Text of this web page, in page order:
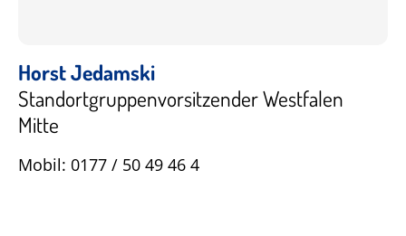
Horst Jedamski
Standortgruppenvorsitzender Westfalen
Mitte
Mobil: 0177 / 50 49 46 4